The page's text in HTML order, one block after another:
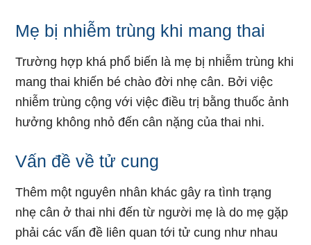
Mẹ bị nhiễm trùng khi mang thai
Trường hợp khá phổ biến là mẹ bị nhiễm trùng khi
mang thai khiến bé chào đời nhẹ cân. Bởi việc
nhiễm trùng cộng với việc điều trị bằng thuốc ảnh
hưởng không nhỏ đến cân nặng của thai nhi.
Vấn đề về tử cung
Thêm một nguyên nhân khác gây ra tình trạng
nhẹ cân ở thai nhi đến từ người mẹ là do mẹ gặp
phải các vấn đề liên quan tới tử cung như nhau